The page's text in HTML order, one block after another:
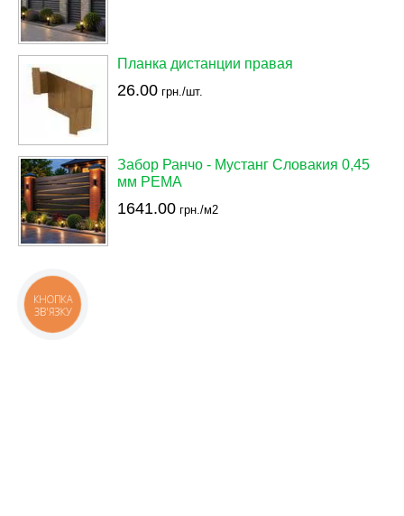
Планка дистанции правая
26.00 грн./шт.
Забор Ранчо - Мустанг Словакия 0,45
мм PEMA
1641.00 грн./м2
КНОПКА
ЗВ'ЯЗКУ